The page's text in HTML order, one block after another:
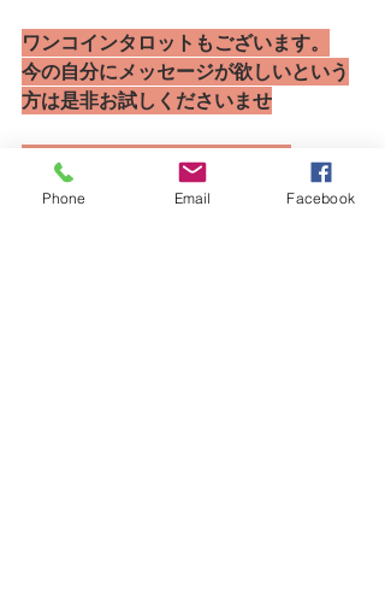
ワンコインタロットもございます。
今の自分にメッセージが欲しいという
方は是非お試しくださいませ
画像とともにお送り致します。
また文章ではなくラインで欲しいとい
Phone Email Facebook